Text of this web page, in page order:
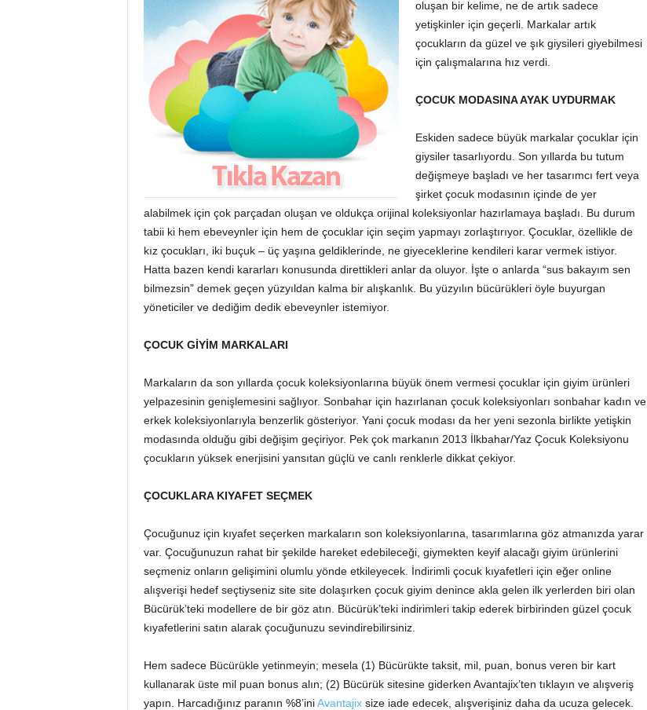
oluşan bir kelime, ne de artık sadece
yetişkinler için geçerli. Markalar artık
çocukların da güzel ve şık giysileri giyebilmesi
için çalışmalarına hız verdi.
ÇOCUK MODASINA AYAK UYDURMAK
Eskiden sadece büyük markalar çocuklar için
giysiler tasarlıyordu. Son yıllarda bu tutum
değişmeye başladı ve her tasarımcı fert veya
şirket çocuk modasının içinde de yer
alabilmek için çok parçadan oluşan ve oldukça orijinal koleksiyonlar hazırlamaya başladı. Bu durum
tabii ki hem ebeveynler için hem de çocuklar için seçim yapmayı zorlaştırıyor. Çocuklar, özellikle de
kız çocukları, iki buçuk – üç yaşına geldiklerinde, ne giyeceklerine kendileri karar vermek istiyor.
Hatta bazen kendi kararları konusunda direttikleri anlar da oluyor. İşte o anlarda “sus bakayım sen
bilmezsin” demek geçen yüzyıldan kalma bir alışkanlık. Bu yüzyılın bücürükleri öyle buyurgan
yöneticiler ve dediğim dedik ebeveynler istemiyor.
ÇOCUK GİYİM MARKALARI
Markaların da son yıllarda çocuk koleksiyonlarına büyük önem vermesi çocuklar için giyim ürünleri
yelpazesinin genişlemesini sağlıyor. Sonbahar için hazırlanan çocuk koleksiyonları sonbahar kadın ve
erkek koleksiyonlarıyla benzerlik gösteriyor. Yani çocuk modası da her yeni sezonla birlikte yetişkin
modasında olduğu gibi değişim geçiriyor. Pek çok markanın 2013 İlkbahar/Yaz Çocuk Koleksiyonu
çocukların yüksek enerjisini yansıtan güçlü ve canlı renklerle dikkat çekiyor.
ÇOCUKLARA KIYAFET SEÇMEK
Çocuğunuz için kıyafet seçerken markaların son koleksiyonlarına, tasarımlarına göz atmanızda yarar
var. Çocuğunuzun rahat bir şekilde hareket edebileceği, giymekten keyif alacağı giyim ürünlerini
seçmeniz onların gelişimini olumlu yönde etkileyecek. İndirimli çocuk kıyafetleri için eğer online
alışverişi hedef seçtiyseniz site site dolaşırken çocuk giyim denince akla gelen ilk yerlerden biri olan
Bücürük’teki modellere de bir göz atın. Bücürük’teki indirimleri takip ederek birbirinden güzel çocuk
kıyafetlerini satın alarak çocuğunuzu sevindirebilirsiniz.
Hem sadece Bücürükle yetinmeyin; mesela (1) Bücürükte taksit, mil, puan, bonus veren bir kart
kullanarak üste mil puan bonus alın; (2) Bücürük sitesine giderken Avantajix’ten tıklayın ve alışveriş
yapın. Harcadığınız paranın %8’iniAvantajixsize iade edecek, alışverişiniz daha da ucuza gelecek.